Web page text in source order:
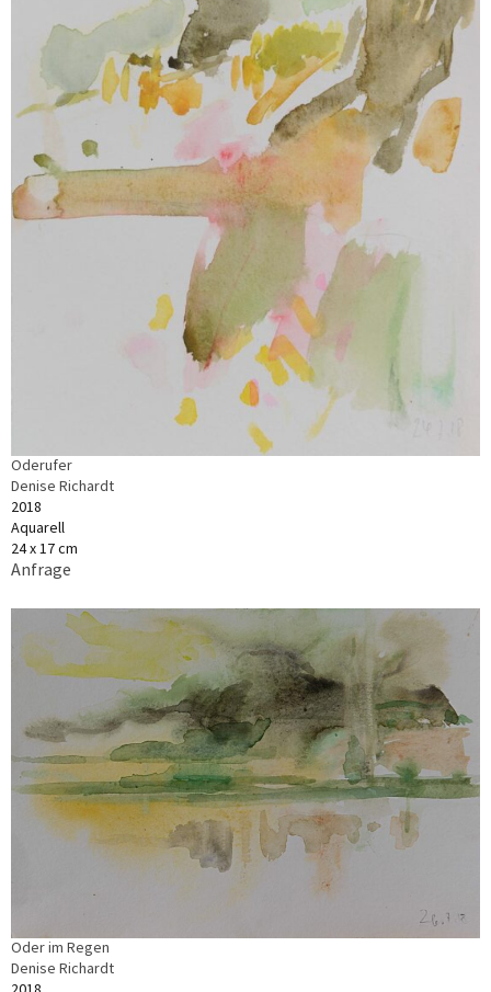
Oderufer
Denise Richardt
2018
Aquarell
24 x 17 cm
Anfrage
Oder im Regen
Denise Richardt